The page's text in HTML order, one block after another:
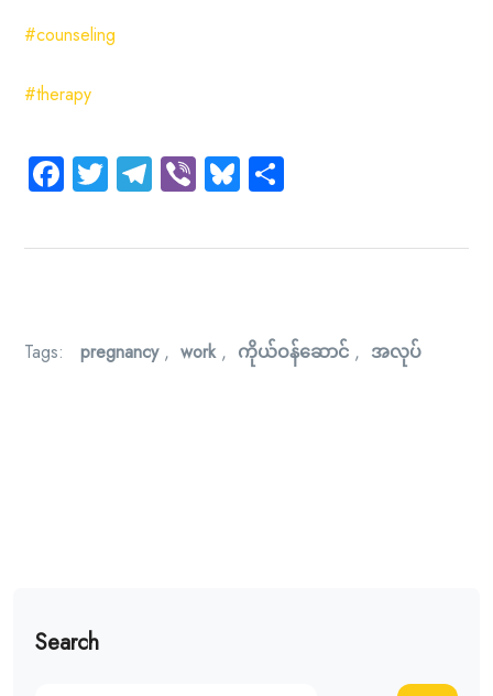
#counseling
#therapy
Facebook
TwitterTelegram
ViberBluesky
Tags: pregnancy, work, ကိုယ်ဝန်ဆောင် , အလုပ်
Search